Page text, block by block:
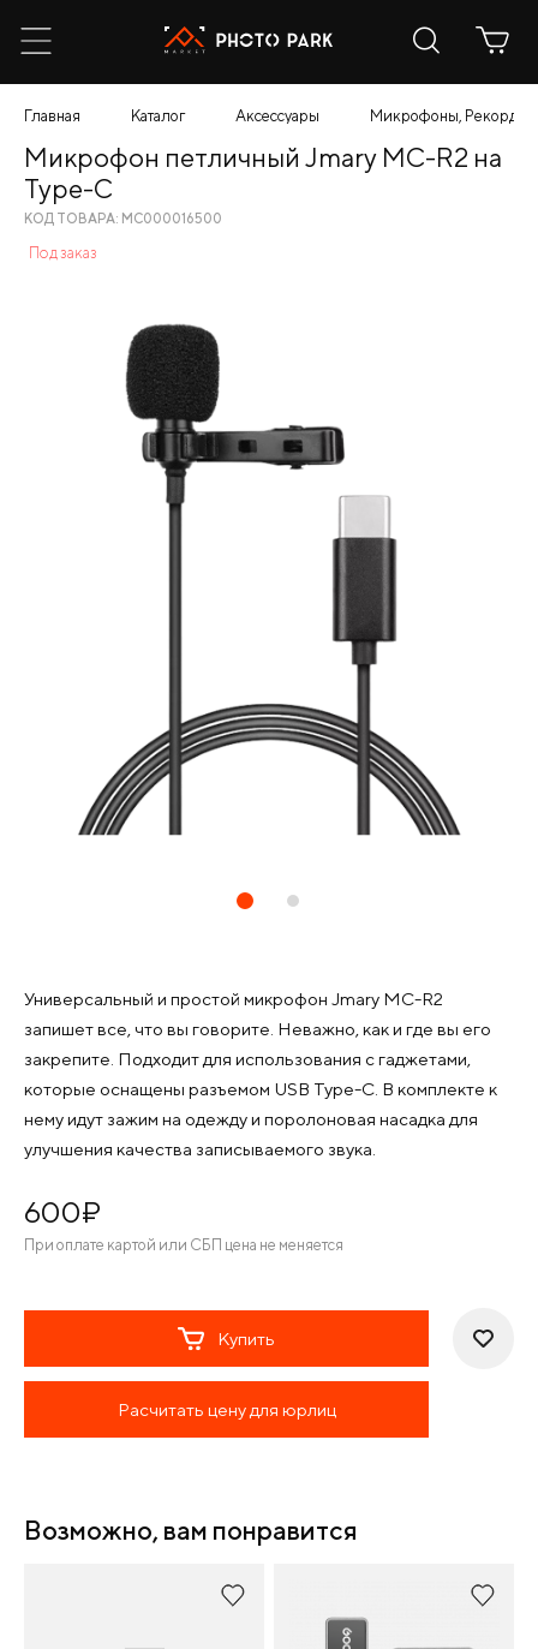
Главная Каталог Аксессуары Микрофоны,
Универсальный и простой микрофон Jmary MC-R2
запишет все, что вы говорите. Неважно, как и где вы его
закрепите. Подходит для использования с гаджетами,
которые оснащены разъемом USB Type-C. В комплекте к
нему идут зажим на одежду и поролоновая насадка для
улучшения качества записываемого звука.
600¤
При оплате картой или СБП цена не меняется
Купить
Расчитать цену для юрлиц
Возможно, вам понравится
Микрофон петличный Jmary MC-R2 на
Type-C
КОД ТОВАРА: МС000016500
Под заказ